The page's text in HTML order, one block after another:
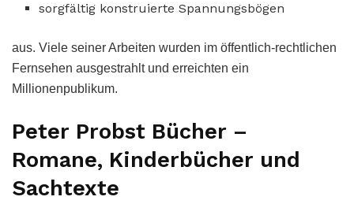
sorgfältig konstruierte Spannungsbögen
aus. Viele seiner Arbeiten wurden im öffentlich-rechtlichen
Fernsehen ausgestrahlt und erreichten ein
Millionenpublikum.
Peter Probst Bücher –
Romane, Kinderbücher und
Sachtexte